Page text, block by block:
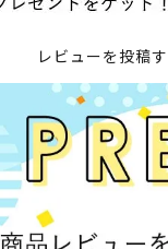
レビューを投稿